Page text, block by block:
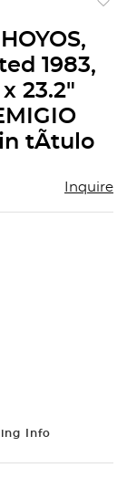
1983,
23.2"
tÃ­tulo
Inquire
Info